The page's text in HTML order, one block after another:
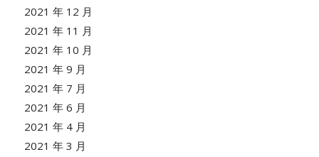
2021 年 12 月
2021 年 11 月
2021 年 10 月
2021 年 9 月
2021 年 7 月
2021 年 6 月
2021 年 4 月
2021 年 3 月